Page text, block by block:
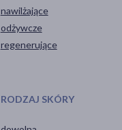
nawilżające
odżywcze
regenerujące
RODZAJ SKÓRY